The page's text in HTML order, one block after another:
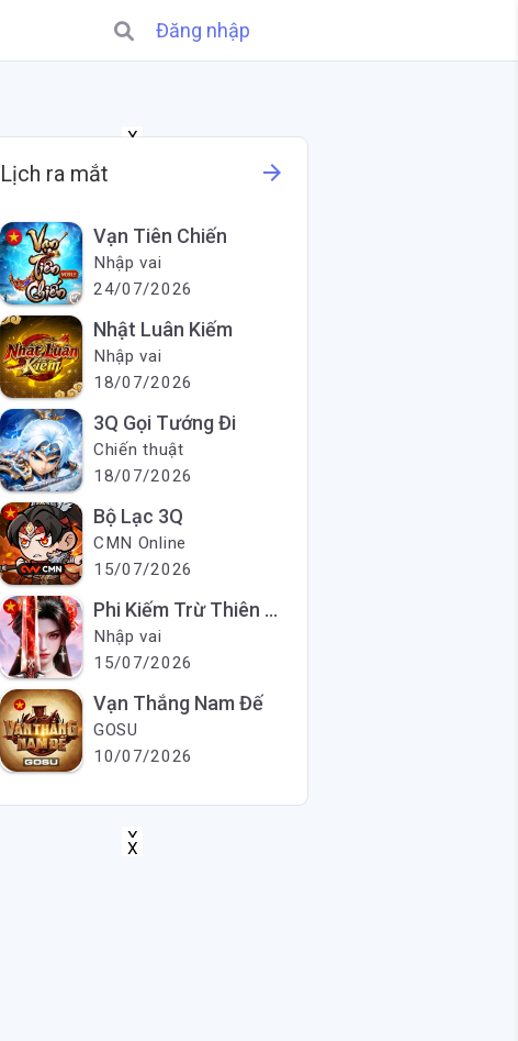
Đăng nhập
X
Lịch ra mắt arrow_forward
Vạn Tiên Chiến
Nhập vai
24/07/2026
Nhật Luân Kiếm
Nhập vai
18/07/2026
3Q Gọi Tướng Đi
Chiến thuật
18/07/2026
Bộ Lạc 3Q
CMN Online
15/07/2026
Phi Kiếm Trừ Thiên Ma
Nhập vai
15/07/2026
Vạn Thắng Nam Đế
GOSU
10/07/2026
X
X